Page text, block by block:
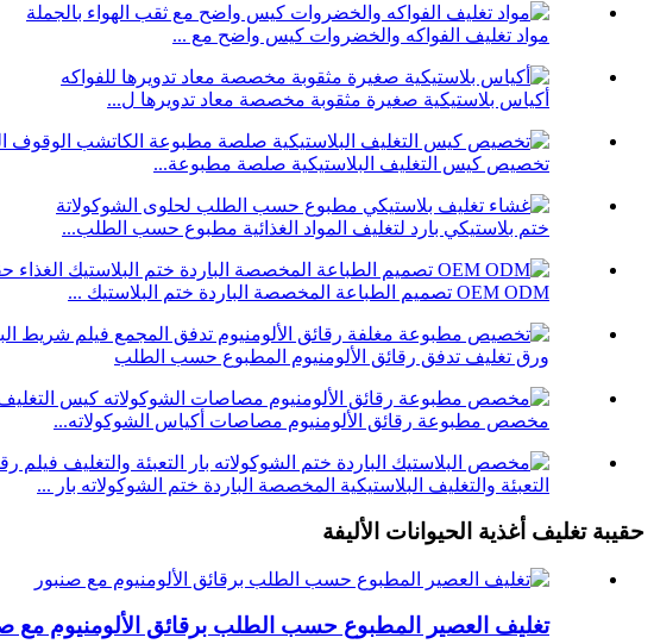
مواد تغليف الفواكه والخضروات كيس واضح مع ...
أكياس بلاستيكية صغيرة مثقوبة مخصصة معاد تدويرها ل...
تخصيص كيس التغليف البلاستيكية صلصة مطبوعة...
ختم بلاستيكي بارد لتغليف المواد الغذائية مطبوع حسب الطلب...
OEM ODM تصميم الطباعة المخصصة الباردة ختم البلاستيك ...
ورق تغليف تدفق رقائق الألومنيوم المطبوع حسب الطلب
مخصص مطبوعة رقائق الألومنيوم مصاصات أكياس الشوكولاته...
التعبئة والتغليف البلاستيكية المخصصة الباردة ختم الشوكولاته بار ...
حقيبة تغليف أغذية الحيوانات الأليفة
تغليف العصير المطبوع حسب الطلب برقائق الألومنيوم مع